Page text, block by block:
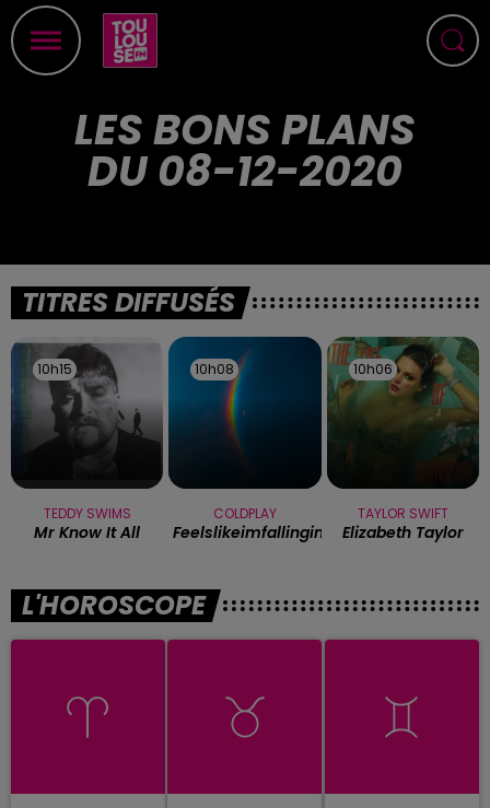
LES BONS PLANS
DU 08-12-2020
TITRES DIFFUSÉS
10h15
10h15
TEDDY SWIMS
Mr Know It All
10h08
10h08
COLDPLAY
Feelslikeimfallinginlove
10h06
10h06
TAYLOR SWIFT
Elizabeth Taylor
L'HOROSCOPE